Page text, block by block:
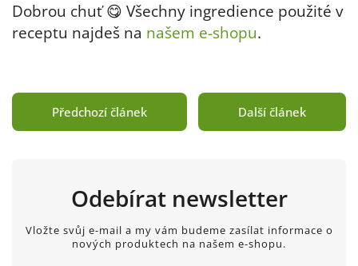
Dobrou chuť 😋 Všechny ingredience použité v
receptu najdeš na našem e-shopu.
Předchozí článek Další článek
Odebírat newsletter
Vložte svůj e-mail a my vám budeme zasílat informace o
nových produktech na našem e-shopu.